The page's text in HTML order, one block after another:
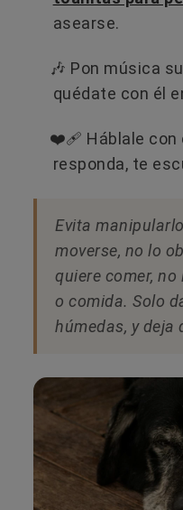
asearse.
🎶 Pon música
quédate con él
❤️‍🩹 Háblale con
responda, te
Evita
moverse, no lo
quiere comer,
o comida. Solo
húmedas, y deja